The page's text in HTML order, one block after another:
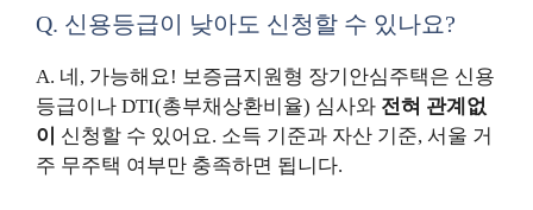
Q. 신용등급이 낮아도 신청할 수 있나요?
A. 네, 가능해요! 보증금지원형 장기안심주택은 신용
등급이나 DTI(총부채상환비율) 심사와 전혀 관계없
이
신청할 수 있어요. 소득 기준과 자산 기준, 서울 거
주 무주택 여부만 충족하면 됩니다.